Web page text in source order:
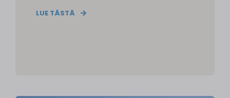
LUE TÄSTÄ